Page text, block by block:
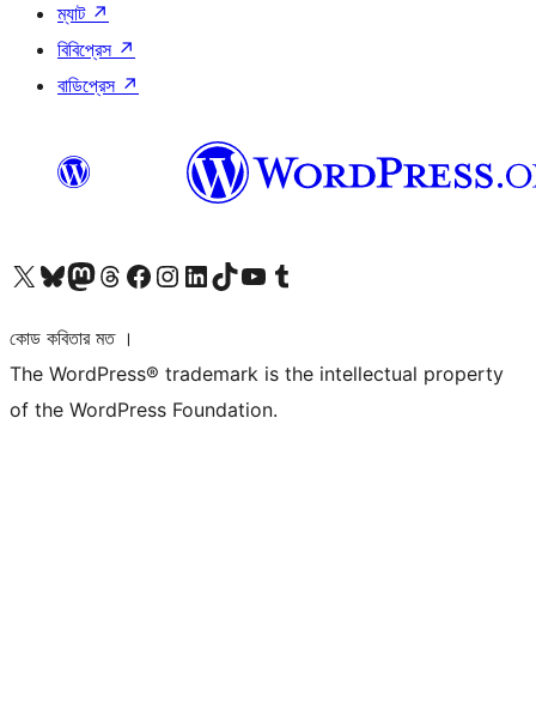
ম্যাট ↗
বিবিপ্রেস ↗
বাডিপ্রেস ↗
আমাদের X (আগের টুইটার) অ্যাকাউন্টে যানআমাদের Bluesky অ্যাকাউন্টটি দেখুনআমাদের মাস্টোডন অ্যাকাউন্টটি দেখুনআমাদের থ্রেডস অ্যাকাউন্টটি দেখুনআমাদের ফেসবুক পেজ দেখুনআমাদের ইন্সটাগ্রাম অ্যাকাউন্ট দেখুনআমাদের লিঙ্কডইন অ্যাকাউন্টে যানআমাদের TikTok অ্যাকাউন্টটি দেখুনআমাদের ইউটিউব চ্যানেলে যান আমাদের টাম্বলার অ্যাকাউন্ট দেখুন
কোড কবিতার মত ।
The WordPress® trademark is the intellectual property
of the WordPress Foundation.